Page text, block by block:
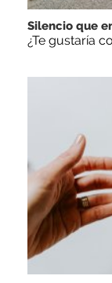
Silencio que
¿Te gustaría